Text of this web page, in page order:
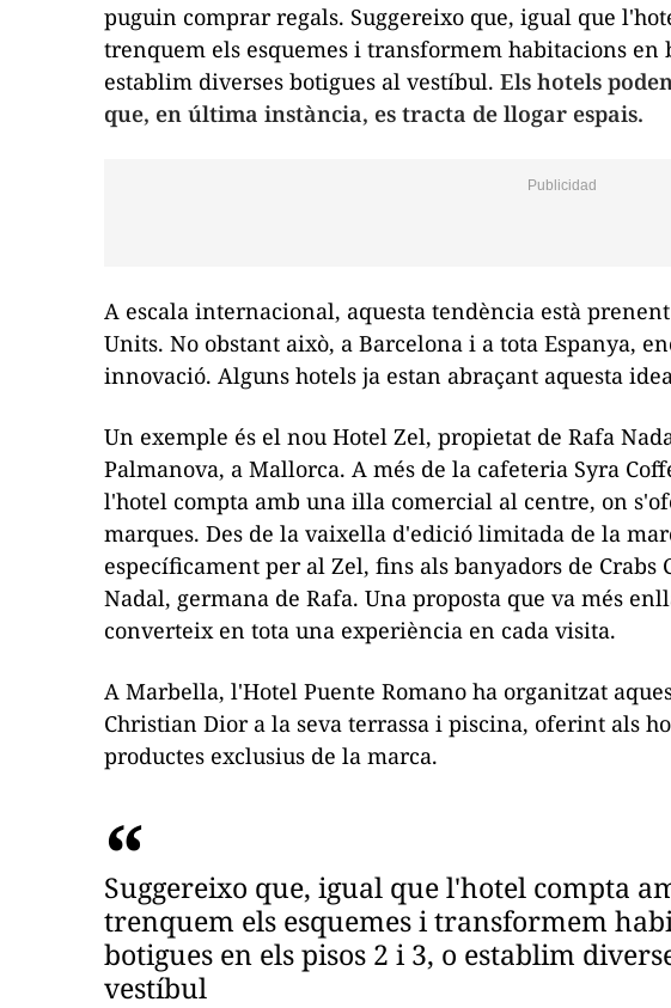
puguin comprar regals. Suggereixo que, igual que
trenquem els esquemes i transformem habitacions en
establim diverses botigues al vestíbul. Els hotels
que, en última instància, es tracta de llogar espais.
A escala internacional, aquesta tendència està
Units. No obstant això, a Barcelona i a tota Espanya,
innovació. Alguns hotels ja estan abraçant aquesta
Un exemple és el nou Hotel Zel, propietat de Rafa
Palmanova, a Mallorca. A més de la cafeteria Syra
l'hotel compta amb una illa comercial al centre, on
marques. Des de la vaixella d'edició limitada de la
específicament per al Zel, fins als banyadors de Crabs
Nadal, germana de Rafa. Una proposta que va més
converteix en tota una experiència en cada visita.
A Marbella, l'Hotel Puente Romano ha organitzat
Christian Dior a la seva terrassa i piscina, oferint als
productes exclusius de la marca.
Suggereixo que, igual que l'hotel compta
trenquem els esquemes i transformem
botigues en els pisos 2 i 3, o establim
vestíbul